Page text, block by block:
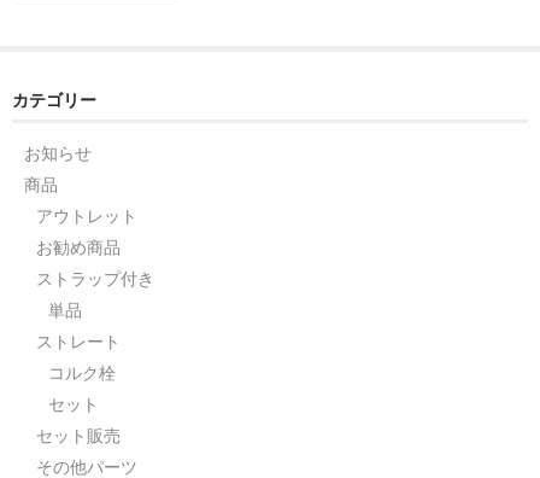
カテゴリー
お知らせ
商品
アウトレット
お勧め商品
ストラップ付き
単品
ストレート
コルク栓
セット
セット販売
その他パーツ